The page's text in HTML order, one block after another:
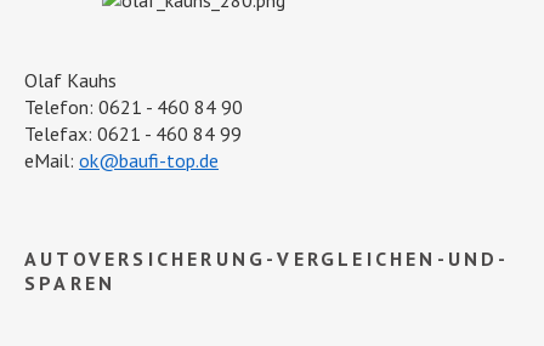
Olaf Kauhs
Telefon: 0621 - 460 84 90
Telefax: 0621 - 460 84 99
eMail: ok@baufi-top.de
AUTOVERSICHERUNG-VERGLEICHEN-UND-
SPAREN